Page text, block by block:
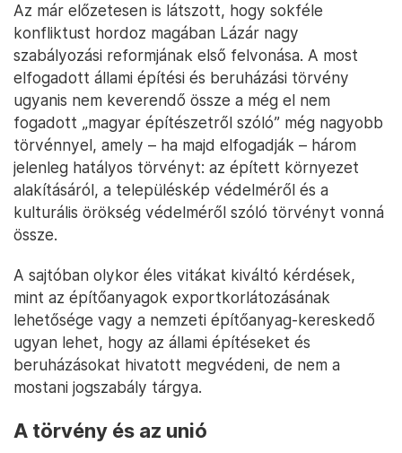
Az már előzetesen is látszott, hogy sokféle
konfliktust hordoz magában Lázár nagy
szabályozási reformjának első felvonása. A most
elfogadott állami építési és beruházási törvény
ugyanis nem keverendő össze a még el nem
fogadott „magyar építészetről szóló” még nagyobb
törvénnyel, amely – ha majd elfogadják – három
jelenleg hatályos törvényt: az épített környezet
alakításáról, a településkép védelméről és a
kulturális örökség védelméről szóló törvényt vonná
össze.
A sajtóban olykor éles vitákat kiváltó kérdések,
mint az építőanyagok exportkorlátozásának
lehetősége vagy a nemzeti építőanyag-kereskedő
ugyan lehet, hogy az állami építéseket és
beruházásokat hivatott megvédeni, de nem a
mostani jogszabály tárgya.
A törvény és az unió